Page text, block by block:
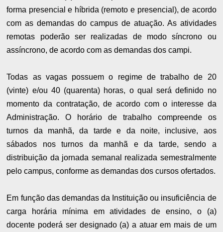
forma presencial e híbrida (remoto e presencial), de acordo
com as demandas do campus de atuação. As atividades
remotas poderão ser realizadas de modo síncrono ou
assíncrono, de acordo com as demandas dos campi.
Todas as vagas possuem o regime de trabalho de 20
(vinte) e/ou 40 (quarenta) horas, o qual será definido no
momento da contratação, de acordo com o interesse da
Administração. O horário de trabalho compreende os
turnos da manhã, da tarde e da noite, inclusive, aos
sábados nos turnos da manhã e da tarde, sendo a
distribuição da jornada semanal realizada semestralmente
pelo campus, conforme as demandas dos cursos ofertados.
Em função das demandas da Instituição ou insuficiência de
carga horária mínima em atividades de ensino, o (a)
docente poderá ser designado (a) a atuar em mais de um